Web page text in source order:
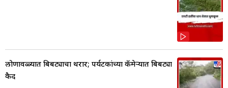
लोणावळ्यात बिबट्याचा थरार; पर्यटकांच्या कॅमेऱ्यात बिबट्या
कैद